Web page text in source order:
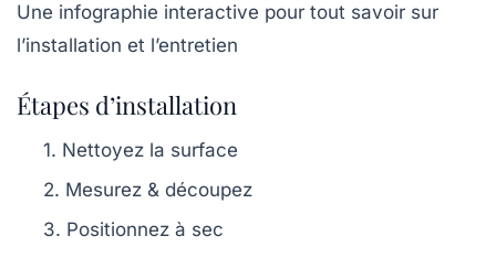
Une infographie interactive pour tout savoir sur
l’installation et l’entretien
Étapes d’installation
1. Nettoyez la surface
2. Mesurez & découpez
3. Positionnez à sec